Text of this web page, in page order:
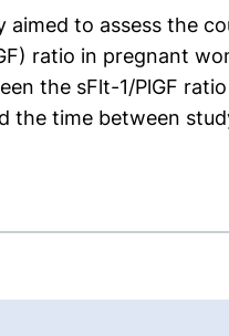
aimed to assess the
ratio in pregnant
the sFlt-1/PlGF
the time between